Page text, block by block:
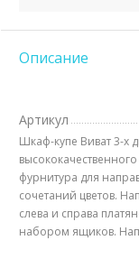
Описание
Артикул
Шкаф-купе Виват 3-х
фурнитура для
сочетаний цветов.
слева и справа
набором ящиков.